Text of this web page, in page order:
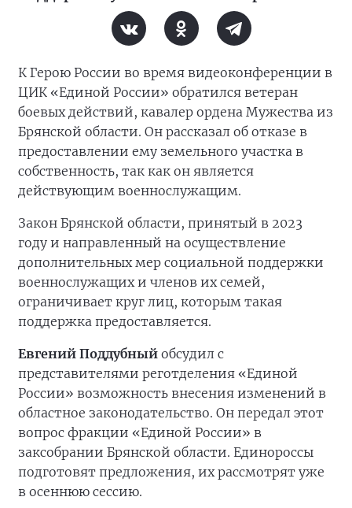
К Герою России во время видеоконференции в
ЦИК «Единой России» обратился ветеран
боевых действий, кавалер ордена Мужества из
Брянской области. Он рассказал об отказе в
предоставлении ему земельного участка в
собственность, так как он является
действующим военнослужащим.
Закон Брянской области, принятый в 2023
году и направленный на осуществление
дополнительных мер социальной поддержки
военнослужащих и членов их семей,
ограничивает круг лиц, которым такая
поддержка предоставляется.
Евгений Поддубный обсудил с
представителями реготделения «Единой
России» возможность внесения изменений в
областное законодательство. Он передал этот
вопрос фракции «Единой России» в
заксобрании Брянской области. Единороссы
подготовят предложения, их рассмотрят уже
в осеннюю сессию.